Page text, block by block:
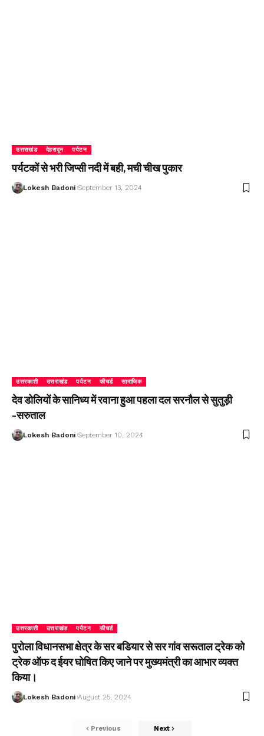
उत्तराखंड देहरादून पर्यटन
पर्यटकों से भरी जिप्सी नदी में बही, मची चीख पुकार
Lokesh Badoni September 13, 2024
उत्तरकाशी उत्तराखंड पर्यटन फीचर्ड सामाजिक
देव डोलियों के सानिध्य में रवाना हुआ पहला दल सरनौल से सुतुड़ी
-सरुताल
Lokesh Badoni September 10, 2024
उत्तरकाशी उत्तराखंड पर्यटन फीचर्ड
पुरोला विधानसभा क्षेत्र के सर बडियार से सर गांव सरूताल ट्रेक को
ट्रेक ऑफ द ईयर घोषित किए जाने पर मुख्यमंत्री का आभार व्यक्त
किया।
Lokesh Badoni August 25, 2024
Previous Next